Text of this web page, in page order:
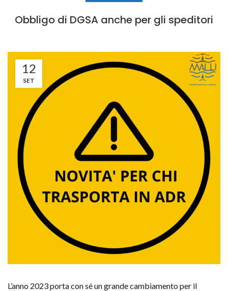
Obbligo di DGSA anche per gli speditori
12
SET
L’anno 2023 porta con sé un grande cambiamento per il